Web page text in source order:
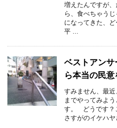
増えたんですが
ら、食べちゃう
になってきた、
平 ...
ベストアン
ら本当の民意
すみません、最
までやってみよ
す。 どうです？
さすがのイケハヤ